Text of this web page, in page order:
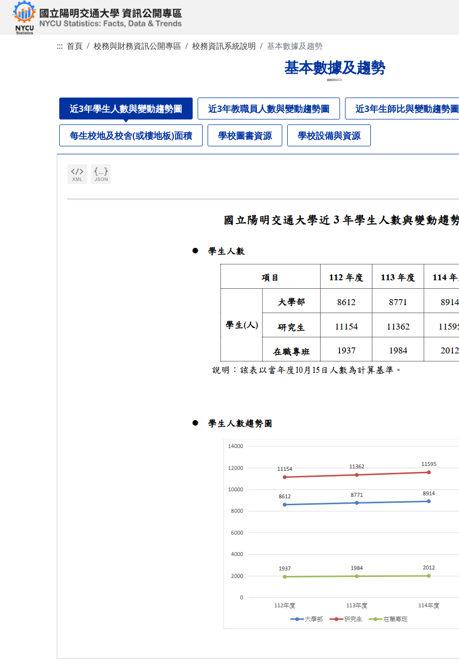
::: 首頁 校務與財務資訊公開專區 校務資訊系統說明 基本數據及趨勢
基本數據及趨勢
近3年學生人數與變動趨勢圖 近3年教職員人數與變動趨勢圖 近3年生師比與變動趨勢圖
每生校地及校舍(或樓地板)面積 學校圖書資源 學校設備與資源